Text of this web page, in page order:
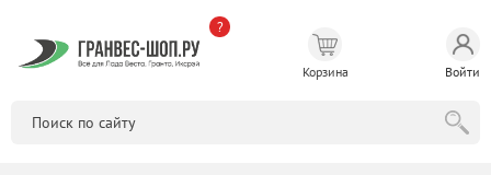
?
Корзина Войти